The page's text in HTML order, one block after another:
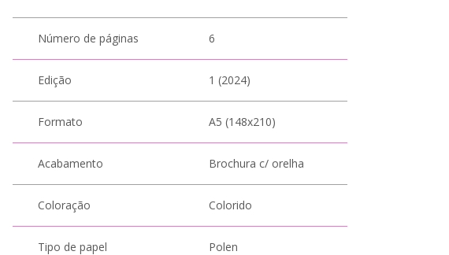
Número de páginas 6
Edição 1 (2024)
Formato A5 (148x210)
Acabamento Brochura c/ orelha
Coloração Colorido
Tipo de papel Polen